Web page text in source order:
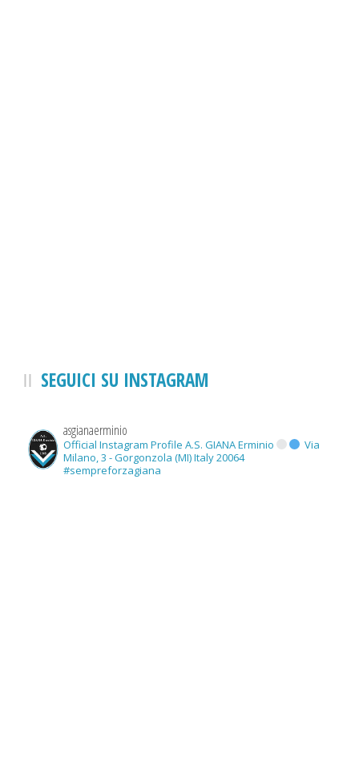
SEGUICI SU INSTAGRAM
asgianaerminio
Official Instagram Profile A.S. GIANA Erminio
Via
Milano, 3 - Gorgonzola (MI) Italy 20064
#sempreforzagiana